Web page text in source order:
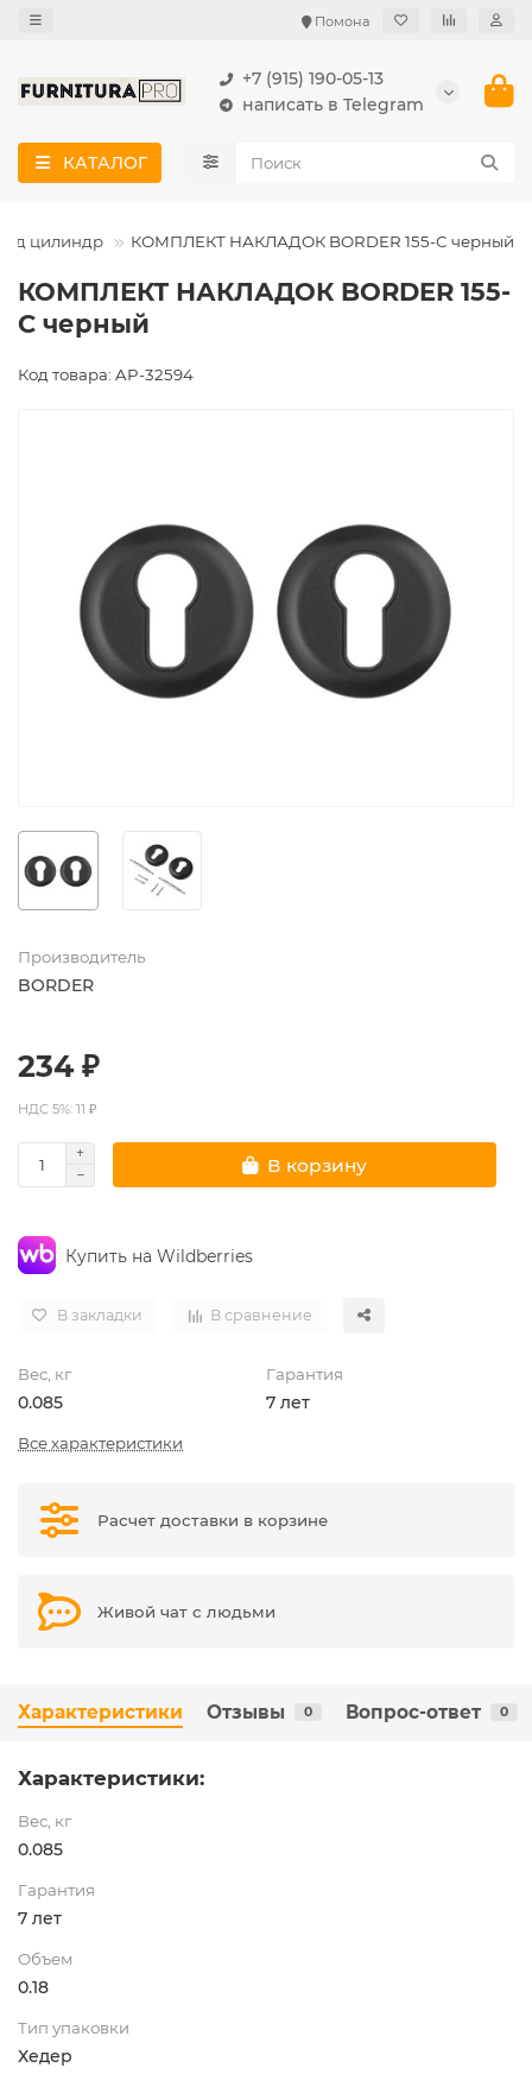
Помона
+7 (915) 190-05-13
написать в Telegram
КАТАЛОГ
цилиндр КОМПЛЕКТ НАКЛАДОК BORDER 155-С черный
КОМПЛЕКТ НАКЛАДОК BORDER 155-
С черный
Код товара: AP-32594
Производитель
BORDER
234 ₽
НДС 5%: 11 ₽
В корзину
Купить на Wildberries
В закладки В сравнение
Вес, кг
0.085
Гарантия
7 лет
Все характеристики
Расчет доставки в корзине
Живой чат с людьми
Характеристики Отзывы 0 Вопрос-ответ 0
Характеристики:
Вес, кг
0.085
Гарантия
7 лет
Объем
0.18
Тип упаковки
Хедер